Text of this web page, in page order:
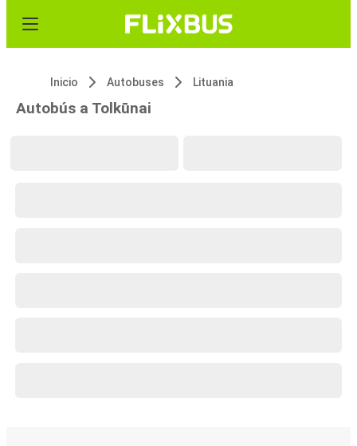
Inicio Autobuses Lituania
Autobús a Tolkūnai